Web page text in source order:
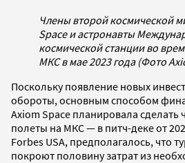
Члены второй космической
Space и астронавты
космической станции во
МКС в мае 2023 года (Фото
Поскольку появление новых
обороты, основным способом
Axiom Space планировала сделать
полеты на МКС — в питч-деке от
Forbes USA, предполагалось, что
покроют половину затрат из